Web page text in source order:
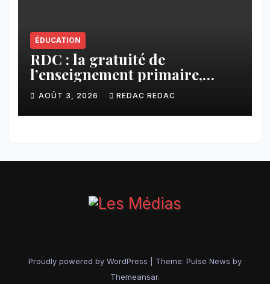
ÉDUCATION
RDC : la gratuité de
l’enseignement primaire,
vision phare du Président
Félix Tshisekedi réaffirmée
par une circulaire du
AOÛT 3, 2026 REDAC REDAC
Proudly powered by WordPress Theme: Pulse News by
Themeansar.